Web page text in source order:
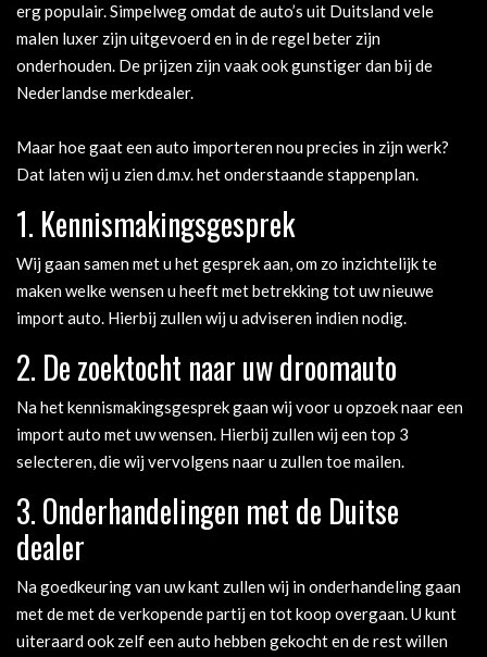
erg populair. Simpelweg omdat de auto’s uit Duitsland vele
malen luxer zijn uitgevoerd en in de regel beter zijn
onderhouden. De prijzen zijn vaak ook gunstiger dan bij de
Nederlandse merkdealer.
Maar hoe gaat een auto importeren nou precies in zijn werk?
Dat laten wij u zien d.m.v. het onderstaande stappenplan.
1. Kennismakingsgesprek
Wij gaan samen met u het gesprek aan, om zo inzichtelijk te
maken welke wensen u heeft met betrekking tot uw nieuwe
import auto. Hierbij zullen wij u adviseren indien nodig.
2. De zoektocht naar uw droomauto
Na het kennismakingsgesprek gaan wij voor u opzoek naar een
import auto met uw wensen. Hierbij zullen wij een top 3
selecteren, die wij vervolgens naar u zullen toe mailen.
3. Onderhandelingen met de Duitse
dealer
Na goedkeuring van uw kant zullen wij in onderhandeling gaan
met de met de verkopende partij en tot koop overgaan. U kunt
uiteraard ook zelf een auto hebben gekocht en de rest willen